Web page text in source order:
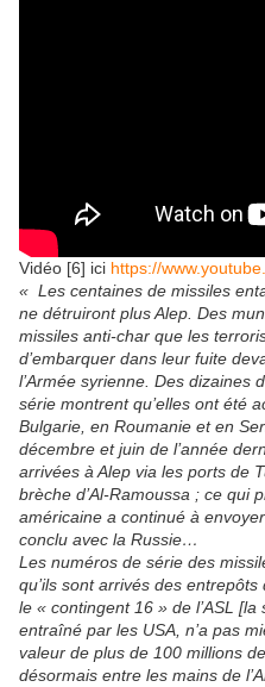
Vidéo [6] ici https://
« Les centaines de missiles
ne détruiront plus Alep. Des
missiles anti-char que les
d’embarquer dans leur fuite
l’Armée syrienne. Des dizaines
série montrent qu’elles ont été
Bulgarie, en Roumanie et en
décembre et juin de l’année
arrivées à Alep via les ports de
brèche d’Al-Ramoussa ; ce qui
américaine a continué à
conclu avec la Russie…
Les numéros de série des
qu’ils sont arrivés des
le « contingent 16 » de l’ASL
entraîné par les USA, n’a pas
valeur de plus de 100 millions
désormais entre les mains de